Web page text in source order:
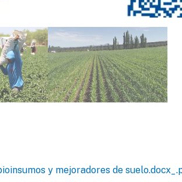
y mejoradores de